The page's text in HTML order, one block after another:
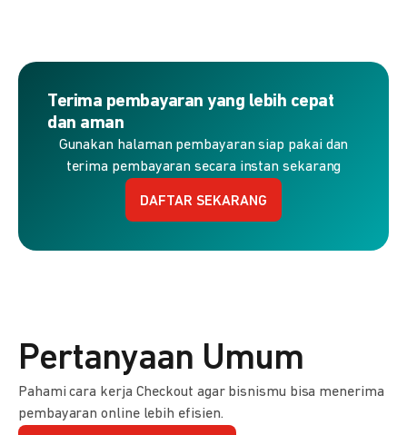
Terima pembayaran yang lebih cepat
dan aman
Gunakan halaman pembayaran siap pakai dan
terima pembayaran secara instan sekarang
DAFTAR SEKARANG
Pertanyaan Umum
Pahami cara kerja Checkout agar bisnismu bisa menerima
pembayaran online lebih efisien.